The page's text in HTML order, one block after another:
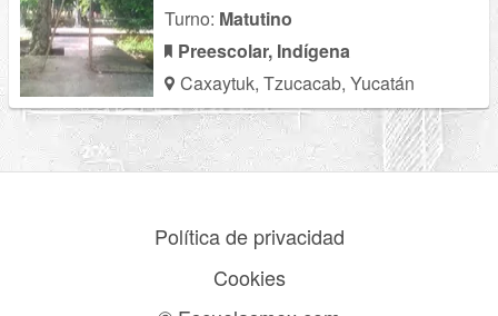
Turno: Matutino
Preescolar, Indígena
Caxaytuk, Tzucacab, Yucatán
Política de privacidad
Cookies